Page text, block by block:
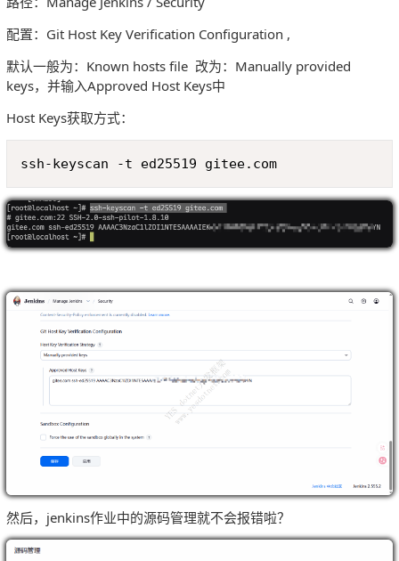
配置：Git Host Key Verification Configuration ,
默认一般为：Known hosts file 改为：Manually provided
keys，并输入Approved Host Keys中
Host Keys获取方式：
ssh-keyscan -t ed25519 gitee.com
然后，jenkins作业中的源码管理就不会报错啦？